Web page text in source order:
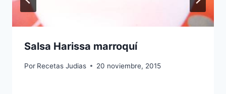
Salsa Harissa marroquí
Por Recetas Judias 20 noviembre, 2015